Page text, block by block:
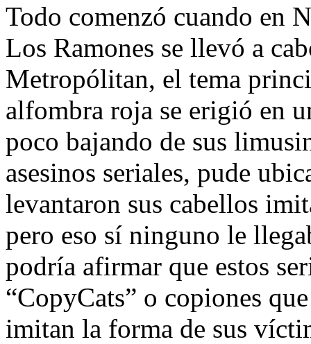
Todo comenzó cuando en
Los Ramones se llevó a
Metropólitan, el tema
alfombra roja se erigió en
poco bajando de sus
asesinos seriales, pude
levantaron sus cabellos
pero eso sí ninguno le
podría afirmar que estos
“CopyCats” o copiones
imitan la forma de sus